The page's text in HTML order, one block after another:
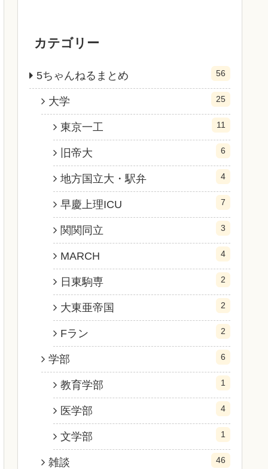
カテゴリー
5ちゃんねるまとめ 56
大学 25
東京一工 11
旧帝大 6
地方国立大・駅弁 4
早慶上理ICU 7
関関同立 3
MARCH 4
日東駒専 2
大東亜帝国 2
Fラン 2
学部 6
教育学部 1
医学部 4
文学部 1
雑談 46